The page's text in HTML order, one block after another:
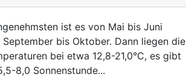
ist es von Mai bis Juni
September bis Oktober. Dann liegen die
bei etwa 12,8-21,0°C, es gibt
8,0 Sonnenstunde...